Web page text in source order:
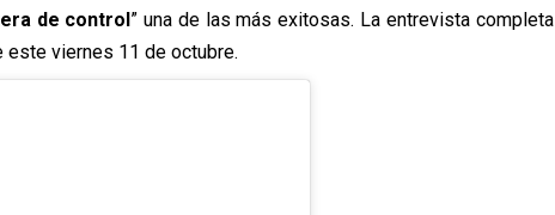
de control” una de las más exitosas. La entrevista completa
este viernes 11 de octubre.